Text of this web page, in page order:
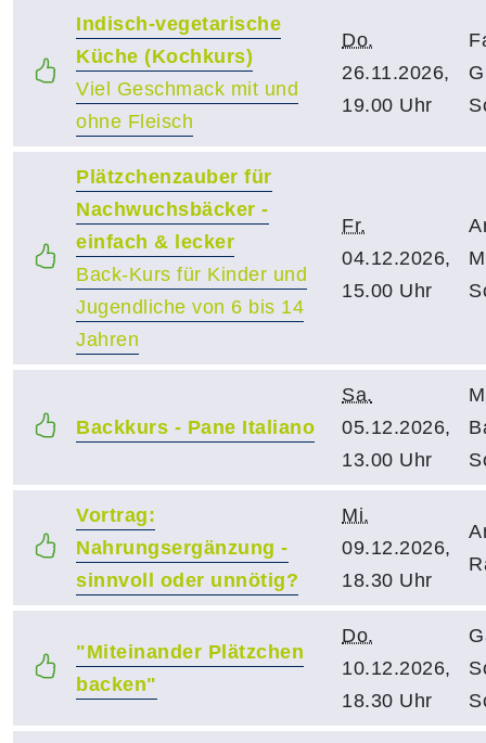
Indisch-vegetarische
Küche (Kochkurs)
Viel Geschmack mit und
ohne Fleisch
Do.
26.11.2026,
19.00 Uhr
Plätzchenzauber für
Nachwuchsbäcker -
einfach & lecker
Back-Kurs für Kinder und
Jugendliche von 6 bis 14
Jahren
Fr.
04.12.2026,
15.00 Uhr
Backkurs - Pane Italiano
Sa.
05.12.2026,
13.00 Uhr
Vortrag:
Nahrungsergänzung -
sinnvoll oder unnötig?
Mi.
09.12.2026,
18.30 Uhr
"Miteinander Plätzchen
backen"
Do.
10.12.2026,
18.30 Uhr